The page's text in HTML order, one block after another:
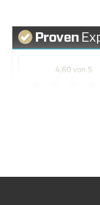
4,60 von 5
Meine Wunschliste